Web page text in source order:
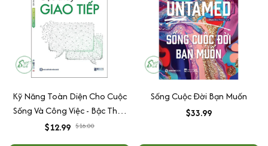
Kỹ Năng Toàn Diện Cho Cuộc
Sống Và Công Việc - Bậc Thầy
Giao Tiếp
$12.99 $16.00
Sống Cuộc Đời Bạn Muốn
$33.99